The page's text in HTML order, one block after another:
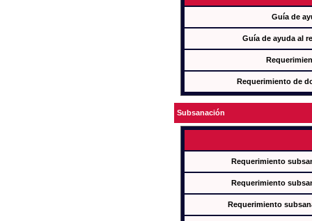
Guía de
Guía de ayuda al
Requerimiento de
Subsanación
Requerimiento
Requerimiento
Requerimiento